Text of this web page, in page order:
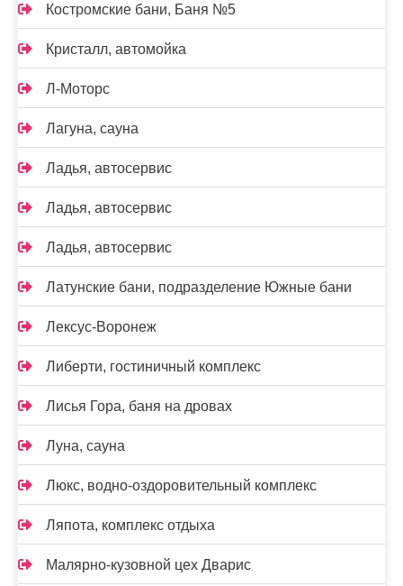
Костромские бани, Баня №5
Кристалл, автомойка
Л-Моторс
Лагуна, сауна
Ладья, автосервис
Ладья, автосервис
Ладья, автосервис
Латунские бани, подразделение Южные бани
Лексус-Воронеж
Либерти, гостиничный комплекс
Лисья Гора, баня на дровах
Луна, сауна
Люкс, водно-оздоровительный комплекс
Ляпота, комплекс отдыха
Малярно-кузовной цех Дварис